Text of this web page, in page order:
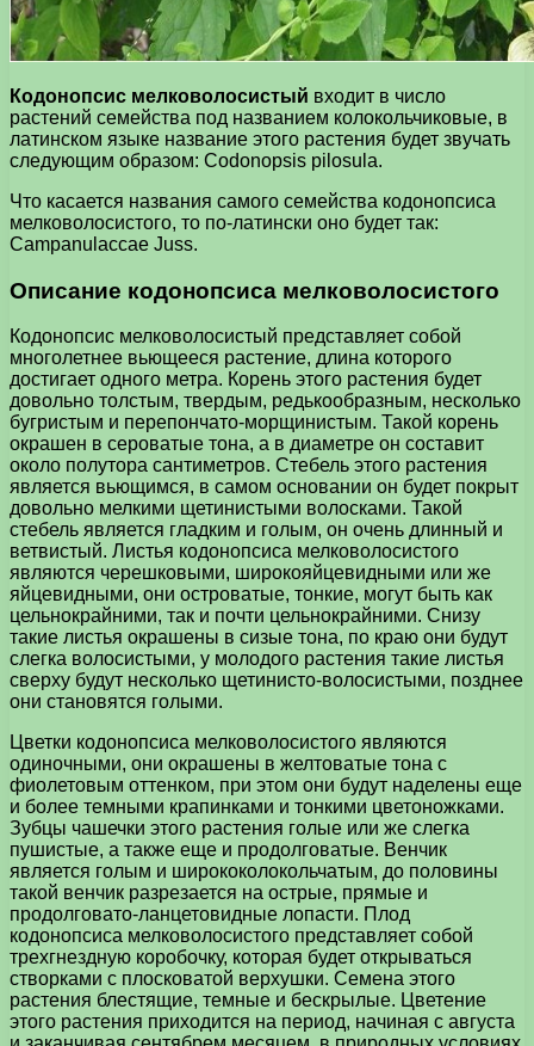
Кодонопсис мелковолосистый входит в число
растений семейства под названием колокольчиковые, в
латинском языке название этого растения будет звучать
следующим образом: Codonopsis pilosula.
Что касается названия самого семейства кодонопсиса
мелковолосистого, то по-латински оно будет так:
Campanulaccae Juss.
Описание кодонопсиса мелковолосистого
Кодонопсис мелковолосистый представляет собой
многолетнее вьющееся растение, длина которого
достигает одного метра. Корень этого растения будет
довольно толстым, твердым, редькообразным, несколько
бугристым и перепончато-морщинистым. Такой корень
окрашен в сероватые тона, а в диаметре он составит
около полутора сантиметров. Стебель этого растения
является вьющимся, в самом основании он будет покрыт
довольно мелкими щетинистыми волосками. Такой
стебель является гладким и голым, он очень длинный и
ветвистый. Листья кодонопсиса мелковолосистого
являются черешковыми, широкояйцевидными или же
яйцевидными, они островатые, тонкие, могут быть как
цельнокрайними, так и почти цельнокрайними. Снизу
такие листья окрашены в сизые тона, по краю они будут
слегка волосистыми, у молодого растения такие листья
сверху будут несколько щетинисто-волосистыми, позднее
они становятся голыми.
Цветки кодонопсиса мелковолосистого являются
одиночными, они окрашены в желтоватые тона с
фиолетовым оттенком, при этом они будут наделены еще
и более темными крапинками и тонкими цветоножками.
Зубцы чашечки этого растения голые или же слегка
пушистые, а также еще и продолговатые. Венчик
является голым и ширококолокольчатым, до половины
такой венчик разрезается на острые, прямые и
продолговато-ланцетовидные лопасти. Плод
кодонопсиса мелковолосистого представляет собой
трехгнездную коробочку, которая будет открываться
створками с плосковатой верхушки. Семена этого
растения блестящие, темные и бескрылые. Цветение
этого растения приходится на период, начиная с августа